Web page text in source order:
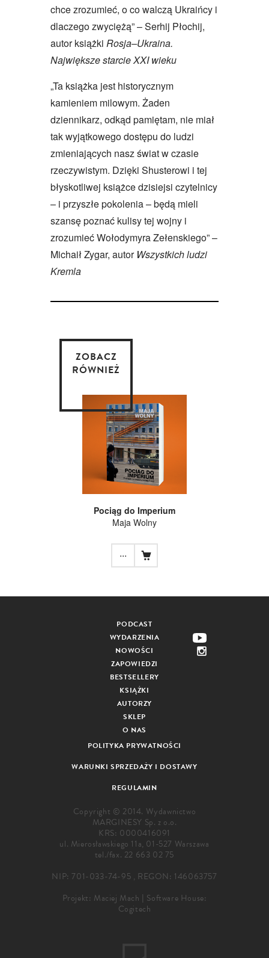
chce zrozumieć, o co walczą Ukraińcy i
dlaczego zwyciężą” – Serhij Płochij,
autor książki Rosja–Ukraina.
Największe starcie XXI wieku
„Ta książka jest historycznym
kamieniem milowym. Żaden
dziennikarz, odkąd pamiętam, nie miał
tak wyjątkowego dostępu do ludzi
zmieniających nasz świat w czasie
rzeczywistym. Dzięki Shusterowi i tej
błyskotliwej książce dzisiejsi czytelnicy
– i przyszłe pokolenia – będą mieli
szansę poznać kulisy tej wojny i
zrozumieć Wołodymyra Zełenskiego” –
Michaił Zygar, autor Wszystkich ludzi
Kremla
ZOBACZ
RÓWNIEŻ
Pociąg do Imperium
Maja Wolny
...
PODCAST
WYDARZENIA
NOWOŚCI
ZAPOWIEDZI
BESTSELLERY
KSIĄŻKI
AUTORZY
SKLEP
O NAS
POLITYKA PRYWATNOŚCI
WARUNKI SPRZEDAŻY I DOSTAWY
REGULAMIN
Copyright © 2014. Wydawnictwo
MARGINESY Sp. z o.o.
KRS: 0000416091
ul. Mierosławskiego 11a, 01-527 Warszawa
tel./fax. 22 663 02 75
NIP: 701-033-74-95 , REGON: 146063757
Projekt: Maciej Mach | Software House:
Cogitech